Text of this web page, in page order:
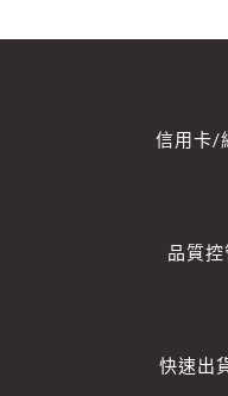
信用卡/
品質
快速出